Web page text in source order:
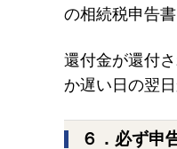
の相続税申告
還付金が還付
か遅い日の翌
６．必ず申